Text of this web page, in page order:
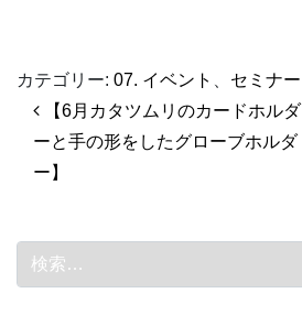
カテゴリー: 07. イベント セミナー
投稿ナビゲーション
【6月カタツムリのカードホルダ
ーと手の形をしたグローブホルダ
ー】
検索: